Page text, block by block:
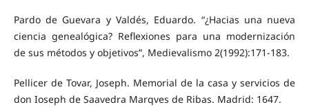
Pardo de Guevara y Valdés, Eduardo. “¿Hacias una nueva
ciencia genealógica? Reflexiones para una modernización
de sus métodos y objetivos”, Medievalismo 2(1992):171-183.
Pellicer de Tovar, Joseph. Memorial de la casa y servicios de
don Ioseph de Saavedra Marqves de Ribas. Madrid: 1647.